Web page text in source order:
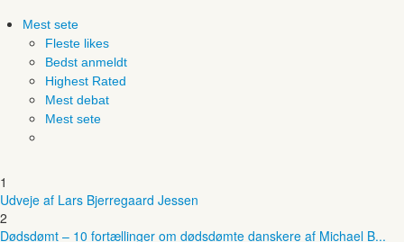
Mest sete
Fleste likes
Bedst anmeldt
Highest Rated
Mest debat
Mest sete
1
Udveje af Lars Bjerregaard Jessen
2
Dødsdømt – 10 fortællinger om dødsdømte danskere af Michael B...